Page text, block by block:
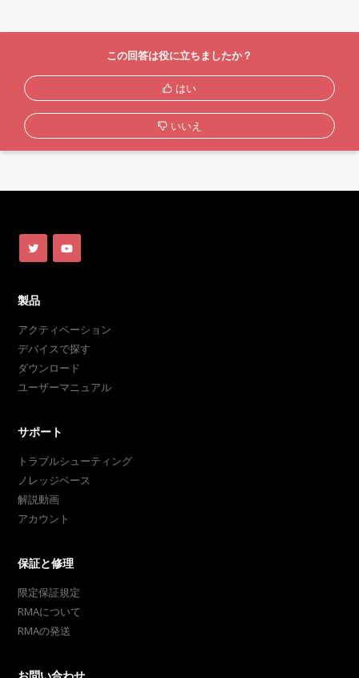
この回答は役に立ちましたか？
はい
いいえ
製品
アクティベーション
デバイスで探す
ダウンロード
ユーザーマニュアル
サポート
トラブルシューティング
ノレッジベース
解説動画
アカウント
保証と修理
限定保証規定
RMAについて
RMAの発送